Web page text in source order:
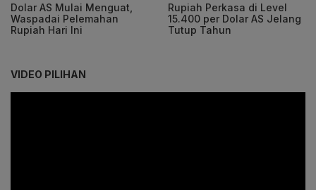
Dolar AS Mulai Menguat,
Waspadai Pelemahan
Rupiah Hari Ini
Rupiah Perkasa di Level
15.400 per Dolar AS Jelang
Tutup Tahun
VIDEO PILIHAN